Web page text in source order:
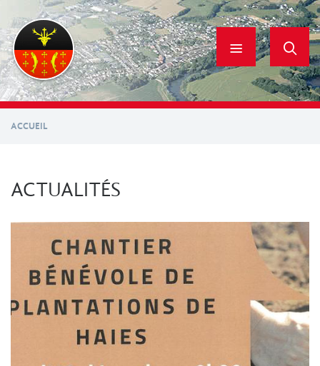
contenu
principal
ACCUEIL
ACTUALITÉS